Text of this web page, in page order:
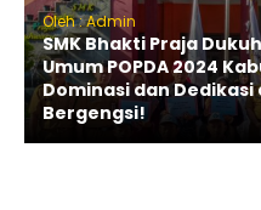
Oleh : Admin
SMK Bhakti Praja
Umum POPDA 2024
Dominasi dan Dedikasi
Bergengsi!